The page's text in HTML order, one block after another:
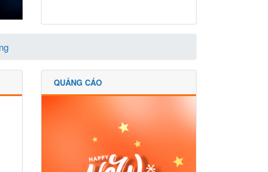
QUẢNG CÁO